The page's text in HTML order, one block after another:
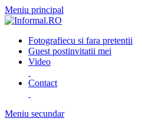
Meniu principal
Fotografiecu si fara pretentii
Guest postinvitatii mei
Video
Contact
Meniu secundar